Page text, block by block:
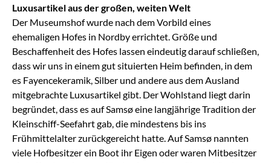
Luxusartikel aus der großen, weiten Welt
Der Museumshof wurde nach dem Vorbild eines
ehemaligen Hofes in Nordby errichtet. Größe und
Beschaffenheit des Hofes lassen eindeutig darauf schließen,
dass wir uns in einem gut situierten Heim befinden, in dem
es Fayencekeramik, Silber und andere aus dem Ausland
mitgebrachte Luxusartikel gibt. Der Wohlstand liegt darin
begründet, dass es auf Samsø eine langjährige Tradition der
Kleinschiff-Seefahrt gab, die mindestens bis ins
Frühmittelalter zurückgereicht hatte. Auf Samsø nannten
viele Hofbesitzer ein Boot ihr Eigen oder waren Mitbesitzer